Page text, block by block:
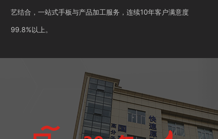
艺结合，一站式手板与产品加工服务，连续10年客户满意度
99.8%以上。